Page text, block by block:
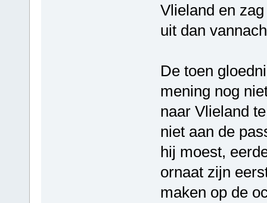
Vlieland en
uit dan
De toen
mening nog
naar Vlieland
niet aan de
hij moest,
ornaat zijn
maken op de